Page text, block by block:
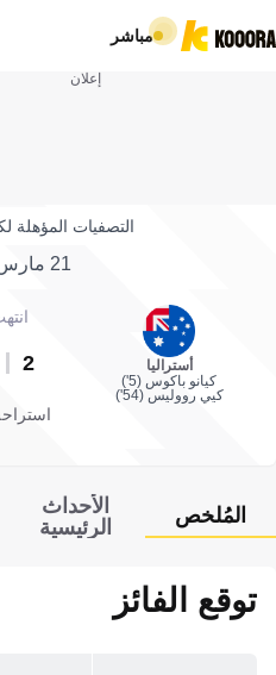
مباشر
إعلان
التصفيات المؤهلة
21 مارس 2024
أستراليا
كيانو باكوس (5')
كيي رووليس (54')
2
المُلخص
الأحداث
الرئيسية
توقع الفائز